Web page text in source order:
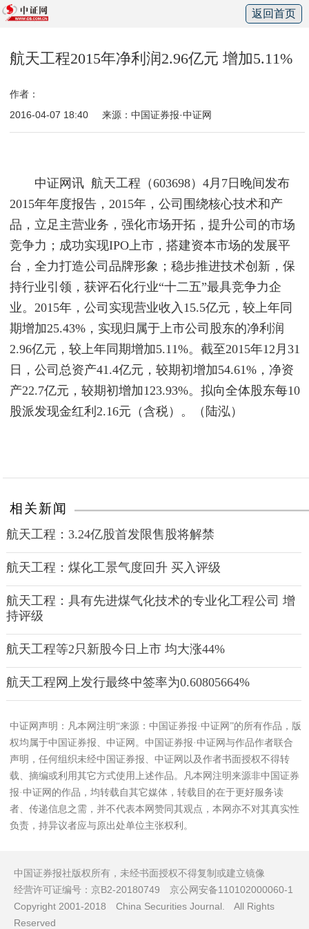
返回首页
航天工程2015年净利润2.96亿元 增加5.11%
作者：
2016-04-07 18:40
来源：中国证券报·中证网
中证网讯 航天工程（603698） 4月 7 日晚间发布
2015年年度报告，2015年，公司围绕核心技术和产
品，立足主营业务，强化市场开拓，提升公司的市场
竞争力；成功实现IPO上市，搭建资本市场的发展平
台，全力打造公司品牌形象；稳步推进技术创新，保
持行业引领，获评石化行业“十二五”最具竞争力企
业。2015年，公司实现营业收入15.5亿元，较上年同
期增加25.43%，实现归属于上市公司股东的净利润
2.96亿元，较上年同期增加5.11%。截至2015年12月31
日，公司总资产41.4亿元，较期初增加54.61%，净资
产22.7亿元，较期初增加123.93%。拟向全体股东每10
股派发现金红利 2.16元（含税）。（ 陆泓）
相关新闻
航天工程：3.24亿股首发限售股将解禁
航天工程：煤化工景气度回升 买入评级
航天工程：具有先进煤气化技术的专业化工程公司 增
持评级
航天工程等2只新股今日上市 均大涨44%
航天工程网上发行最终中签率为0.60805664%
中证网声明：凡本网注明“来源：中国证券报·中证网”的所有作品，版
权均属于中国证券报、中证网。中国证券报·中证网与作品作者联合
声明，任何组织未经中国证券报、中证网以及作者书面授权不得转
载、摘编或利用其它方式使用上述作品。凡本网注明来源非中国证券
报·中证网的作品，均转载自其它媒体，转载目的在于更好服务读
者、传递信息之需，并不代表本网赞同其观点，本网亦不对其真实性
负责，持异议者应与原出处单位主张权利。
中国证券报社版权所有，未经书面授权不得复制或建立镜像
经营许可证编号：京B2-20180749 京公网安备110102000060-1
Copyright 2001-2018 China Securities Journal. All Rights
Reserved